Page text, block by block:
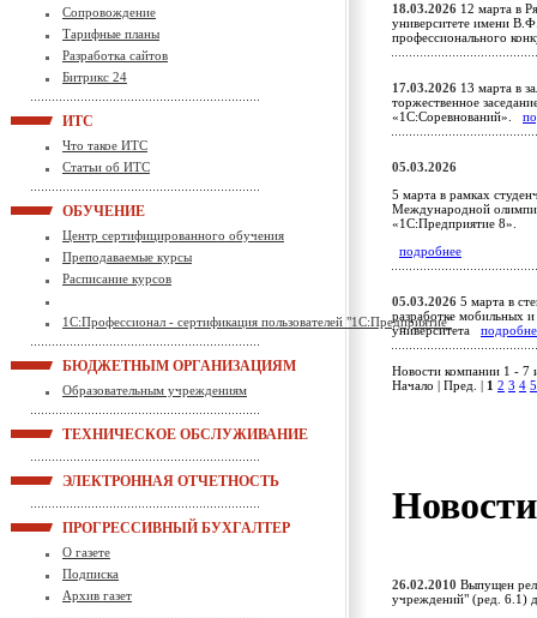
Сопровождение
Тарифные планы
Разработка сайтов
Битрикс 24
ИТС
Что такое ИТС
Статьи об ИТС
ОБУЧЕНИЕ
Центр сертифицированного обучения
Преподаваемые курсы
Расписание курсов
1С:Профессионал - сертификация пользователей "1С:Предприятие"
БЮДЖЕТНЫМ ОРГАНИЗАЦИЯМ
Образовательным учреждениям
ТЕХНИЧЕСКОЕ ОБСЛУЖИВАНИЕ
ЭЛЕКТРОННАЯ ОТЧЕТНОСТЬ
ПРОГРЕССИВНЫЙ БУХГАЛТЕР
О газете
Подписка
Архив газет
18.03.2026 12 марта в
университете имени
профессионального
17.03.2026 13 марта в
торжественное
«1С:Соревнований».
05.03.2026
5 марта в рамках
Международной
«1С:Предприятие 8».
подробнее
05.03.2026 5 марта в
разработке мобильных
университета
Новости компании 1 - 7
Начало | Пред. | 1 2 3 4 5
26.02.2010 Выпущен
учреждений" (ред. 6.1)